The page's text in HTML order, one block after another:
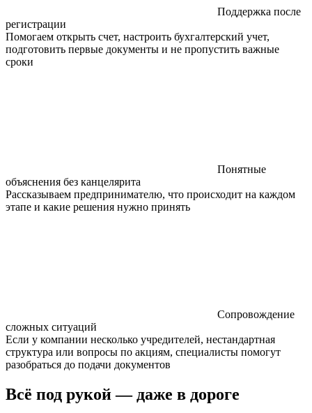
Поддержка после
регистрации
Помогаем открыть счет, настроить бухгалтерский учет,
подготовить первые документы и не пропустить важные
сроки
Понятные
объяснения без канцелярита
Рассказываем предпринимателю, что происходит на каждом
этапе и какие решения нужно принять
Сопровождение
сложных ситуаций
Если у компании несколько учредителей, нестандартная
структура или вопросы по акциям, специалисты помогут
разобраться до подачи документов
Всё под рукой — даже в дороге